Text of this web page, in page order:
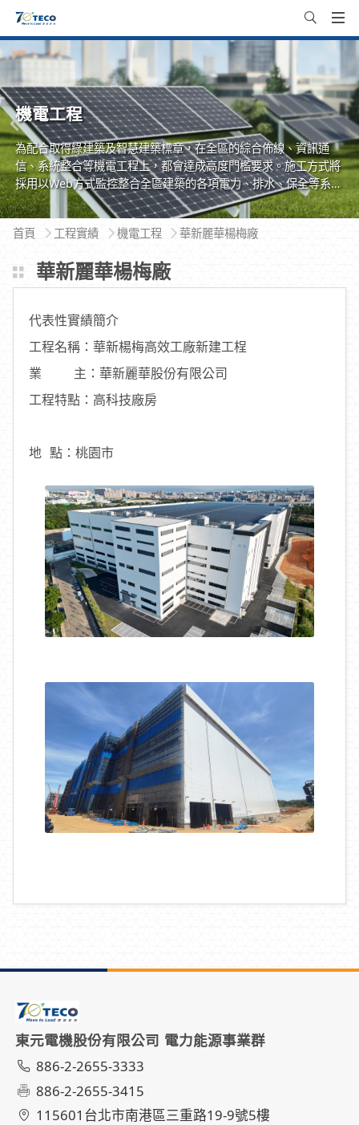
機電工程
為配合取得綠建築及智慧建築標章，在全區的綜合佈線、資訊通
信、系統整合等機電工程上，都會達成高度門檻要求。施工方式將
採用以Web方式監控整合全區建築的各項電力、排水、保全等系
統，以達成建築物安全、便利、節能又永續環保的使用效益，也兼
具人性化的管理。
首頁
工程實績 機電工程 華新麗華楊梅廠
華新麗華楊梅廠
代表性實績簡介
工程名稱：華新楊梅高效工廠新建工桯
業 主：華新麗華股份有限公司
工程特點：高科技廠房
地 點：桃園市
東元電機股份有限公司 電力能源事業群
886-2-2655-3333
886-2-2655-3415
115601台北市南港區三重路19-9號5樓